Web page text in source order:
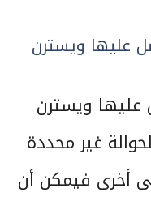
عليها ويسترن
عليها ويسترن
غير محددة
أخرى فيمكن أن